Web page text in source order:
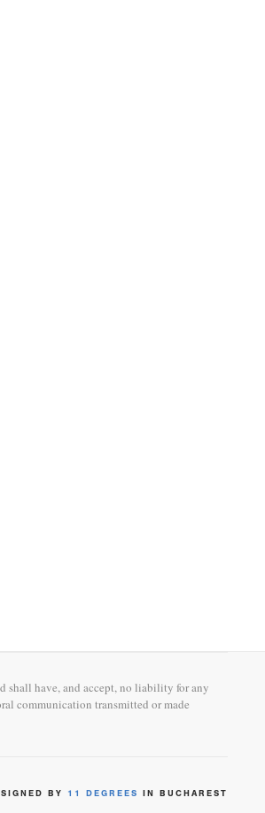
shall have, and accept, no liability for any
communication transmitted or made
BY 11 DEGREES IN BUCHAREST